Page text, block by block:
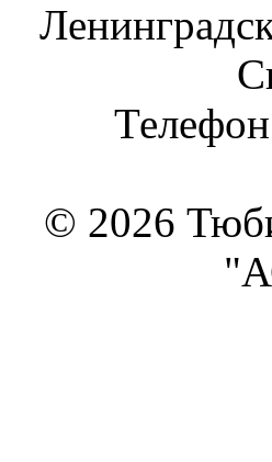
© 2026